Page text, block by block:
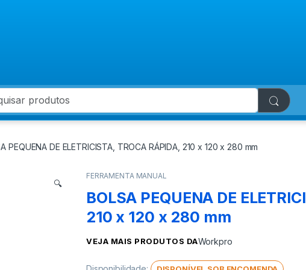
for:
PEQUENA DE ELETRICISTA, TROCA RÁPIDA, 210 x 120 x 280 mm
🔍
FERRAMENTA MANUAL
BOLSA PEQUENA DE
210 x 120 x 280 mm
VEJA MAIS PRODUTOS DAWorkpro